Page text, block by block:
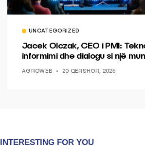
UNCATEGORIZED
Jacek Olczak, CEO i PMI:
informimi dhe dialogu si një
AGROWEB 20 QERSHOR, 2025